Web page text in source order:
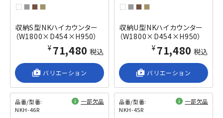
収納S型NKハイカウンター
（W1800×D454×H950）
¥71,480 税込
shop_2 バリエーション
収納U型NKハイカウンター
（W1800×D454×H950）
¥71,480 税込
shop_2 バリエーション
品番/型番:
NKH-46R
一部欠品
品番/型番:
NKH-45R
一部欠品